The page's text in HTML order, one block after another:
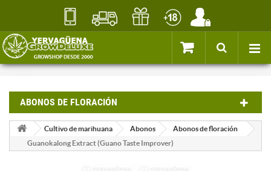
ABONOS DE FLORACIÓN
Cultivo de marihuana Abonos
Abonos de floración
Guanokalong Extract (Guano Taste Improver)